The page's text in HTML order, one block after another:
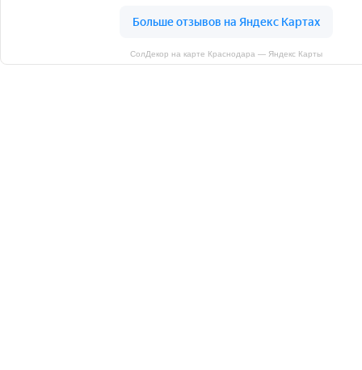
СолДекор на карте Краснодара — Яндекс Карты